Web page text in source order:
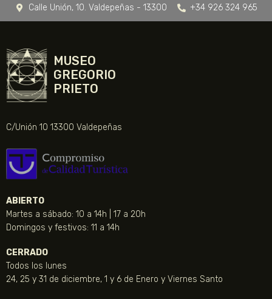
Calle Unión, 10. Valdepeñas - 13300
+34 926 324 965
MUSEO
GREGORIO
PRIETO
C/Unión 10 13300 Valdepeñas
ABIERTO
Martes a sábado: 10 a 14h | 17 a 20h
Domingos y festivos: 11 a 14h
CERRADO
Todos los lunes
24, 25 y 31 de diciembre, 1 y 6 de Enero y Viernes Santo